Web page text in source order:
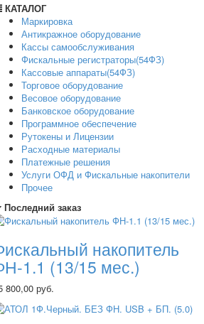
КАТАЛОГ
Маркировка
Антикражное оборудование
Кассы самообслуживания
Фискальные регистраторы(54ФЗ)
Кассовые аппараты(54ФЗ)
Торговое оборудование
Весовое оборудование
Банковское оборудование
Программное обеспечение
Рутокены и Лицензии
Расходные материалы
Платежные решения
Услуги ОФД и Фискальные накопители
Прочее
Последний заказ
накопитель
1.1 (13/15 мес.)
800,00 руб.